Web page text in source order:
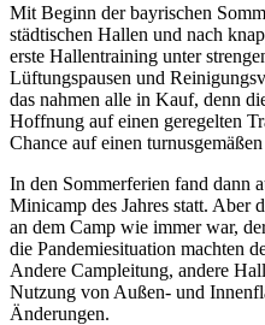
Mit Beginn der bayrischen
städtischen Hallen und nach
erste Hallentraining unter
Lüftungspausen und
das nahmen alle in Kauf, denn
Hoffnung auf einen geregelten
Chance auf einen
In den Sommerferien fand dann
Minicamp des Jahres statt. Aber
an dem Camp wie immer war,
die Pandemiesituation machten
Andere Campleitung, andere
Nutzung von Außen- und
Änderungen.